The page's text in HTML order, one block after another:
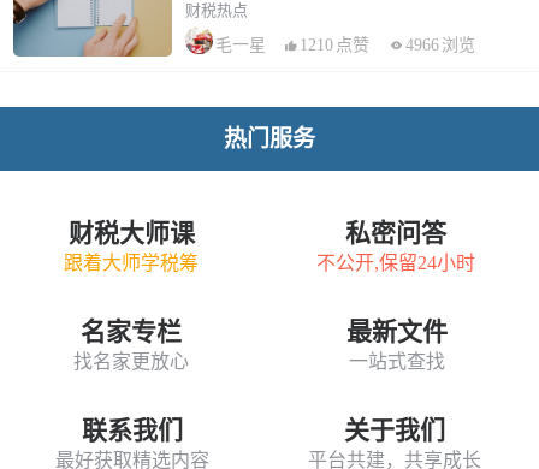
财税热点
毛一星
1210 点赞 4966 浏览
热门服务
财税大师课
跟着大师学税筹
私密问答
不公开,保留24小时
名家专栏
找名家更放心
最新文件
一站式查找
联系我们
最好获取精选内容
关于我们
平台共建，共享成长